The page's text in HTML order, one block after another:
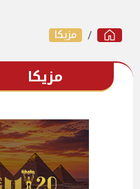
مزيكا
مزيكا